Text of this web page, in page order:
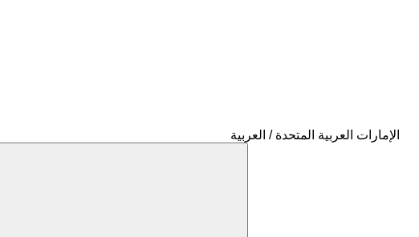
الإمارات العربية المتحدة / العربية